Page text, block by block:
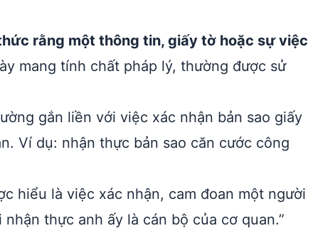
rằng một thông tin, giấy tờ hoặc sự việc
mang tính chất pháp lý, thường được sử
gắn liền với việc xác nhận bản sao giấy
Ví dụ: nhận thực bản sao căn cước công
hiểu là việc xác nhận, cam đoan một người
thực anh ấy là cán bộ của cơ quan.”